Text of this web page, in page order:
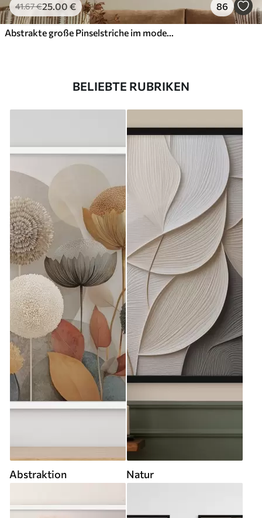
41.67€25.00 € 86
Abstrakte große Pinselstriche im modernen Stil
BELIEBTE RUBRIKEN
Abstraktion Natur